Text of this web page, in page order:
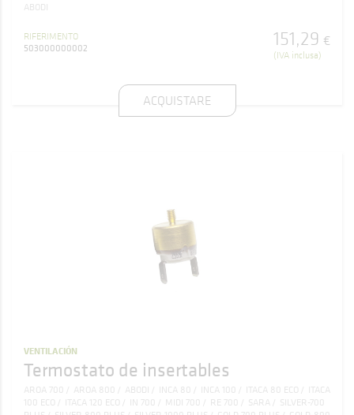
ABODI
RIFERIMENTO
503000000002
151,29 €
(IVA inclusa)
ACQUISTARE
VENTILACIÓN
Termostato de insertables
AROA 700 AROA 800 ABODI INCA 80 INCA 100 ITACA 80 ECO
ITACA
100 ECO
ITACA 120 ECO IN 700 MIDI 700 RE 700 SARA
SILVER-700